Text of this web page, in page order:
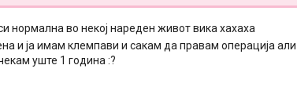
нормална во некој нареден живот вика хахаха
и ја имам клемпави и сакам да правам операција
уште 1 година :?